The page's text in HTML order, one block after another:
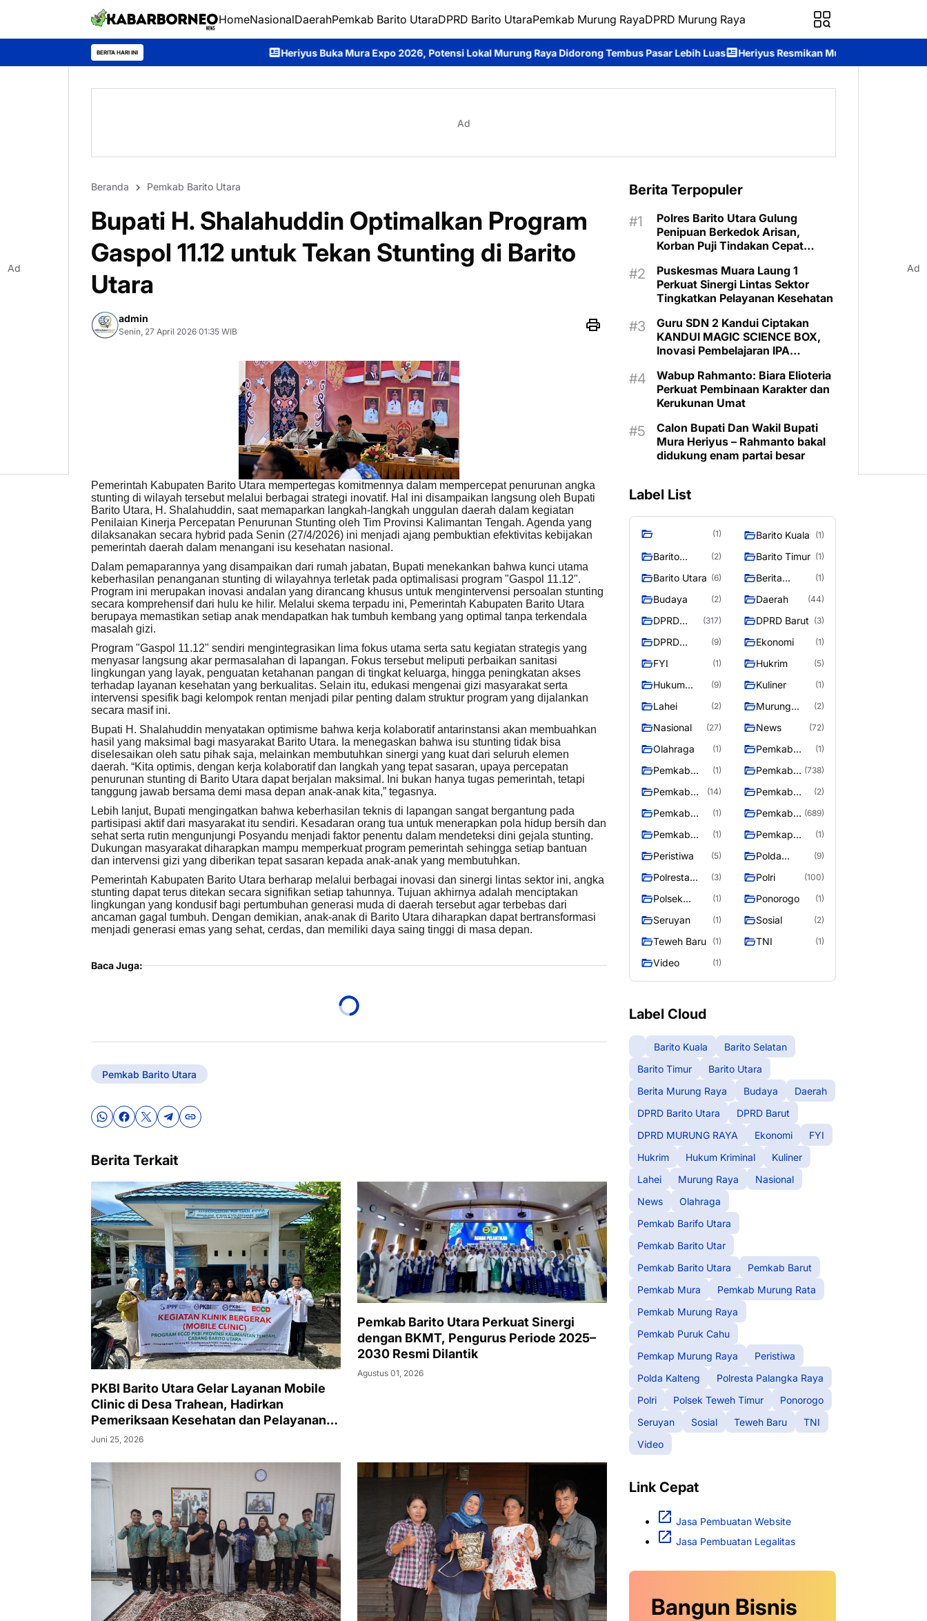
HomeNasionalDaerahPemkab Barito UtaraDPRD Barito UtaraPemkab Murung RayaDPRD Murung Raya
BERITA HARI INI Heriyus Buka Mura Expo 2026, Potensi Lokal Murung Raya Didorong Tembus Pasar Lebih Luas Heriyus Resmikan Murung Raya Expo 2026, Ajak Masyarakat
Ad
Beranda Pemkab Barito Utara
Bupati H. Shalahuddin Optimalkan Program
Gaspol 11.12 untuk Tekan Stunting di Barito
Utara
admin
Senin, 27 April 2026 01:35 WIB
Pemerintah Kabupaten Barito Utara mempertegas komitmennya dalam mempercepat penurunan angka
stunting di wilayah tersebut melalui berbagai strategi inovatif. Hal ini disampaikan langsung oleh Bupati
Barito Utara, H. Shalahuddin, saat memaparkan langkah-langkah unggulan daerah dalam kegiatan
Penilaian Kinerja Percepatan Penurunan Stunting oleh Tim Provinsi Kalimantan Tengah. Agenda yang
dilaksanakan secara hybrid pada Senin (27/4/2026) ini menjadi ajang pembuktian efektivitas kebijakan
pemerintah daerah dalam menangani isu kesehatan nasional.
Dalam pemaparannya yang disampaikan dari rumah jabatan, Bupati menekankan bahwa kunci utama
keberhasilan penanganan stunting di wilayahnya terletak pada optimalisasi program "Gaspol 11.12".
Program ini merupakan inovasi andalan yang dirancang khusus untuk mengintervensi persoalan stunting
secara komprehensif dari hulu ke hilir. Melalui skema terpadu ini, Pemerintah Kabupaten Barito Utara
berupaya memastikan setiap anak mendapatkan hak tumbuh kembang yang optimal tanpa terkendala
masalah gizi.
Program "Gaspol 11.12" sendiri mengintegrasikan lima fokus utama serta satu kegiatan strategis yang
menyasar langsung akar permasalahan di lapangan. Fokus tersebut meliputi perbaikan sanitasi
lingkungan yang layak, penguatan ketahanan pangan di tingkat keluarga, hingga peningkatan akses
terhadap layanan kesehatan yang berkualitas. Selain itu, edukasi mengenai gizi masyarakat serta
intervensi spesifik bagi kelompok rentan menjadi pilar penting dalam struktur program yang dijalankan
secara masif ini.
Bupati H. Shalahuddin menyatakan optimisme bahwa kerja kolaboratif antarinstansi akan membuahkan
hasil yang maksimal bagi masyarakat Barito Utara. Ia menegaskan bahwa isu stunting tidak bisa
diselesaikan oleh satu pihak saja, melainkan membutuhkan sinergi yang kuat dari seluruh elemen
daerah. “Kita optimis, dengan kerja kolaboratif dan langkah yang tepat sasaran, upaya percepatan
penurunan stunting di Barito Utara dapat berjalan maksimal. Ini bukan hanya tugas pemerintah, tetapi
tanggung jawab bersama demi masa depan anak-anak kita,” tegasnya.
Lebih lanjut, Bupati mengingatkan bahwa keberhasilan teknis di lapangan sangat bergantung pada
partisipasi aktif dari masyarakat itu sendiri. Kesadaran orang tua untuk menerapkan pola hidup bersih dan
sehat serta rutin mengunjungi Posyandu menjadi faktor penentu dalam mendeteksi dini gejala stunting.
Dukungan masyarakat diharapkan mampu memperkuat program pemerintah sehingga setiap bantuan
dan intervensi gizi yang diberikan tepat sasaran kepada anak-anak yang membutuhkan.
Pemerintah Kabupaten Barito Utara berharap melalui berbagai inovasi dan sinergi lintas sektor ini, angka
stunting dapat terus ditekan secara signifikan setiap tahunnya. Tujuan akhirnya adalah menciptakan
lingkungan yang kondusif bagi pertumbuhan generasi muda di daerah tersebut agar terbebas dari
ancaman gagal tumbuh. Dengan demikian, anak-anak di Barito Utara diharapkan dapat bertransformasi
menjadi generasi emas yang sehat, cerdas, dan memiliki daya saing tinggi di masa depan.
Baca Juga:
Pemkab Barito Utara
Berita Terkait
PKBI Barito Utara Gelar Layanan Mobile
Clinic di Desa Trahean, Hadirkan
Pemeriksaan Kesehatan dan Pelayanan
KB Gratis
Juni 25, 2026
Pemkab Barito Utara Perkuat Sinergi
dengan BKMT, Pengurus Periode 2025–
2030 Resmi Dilantik
Agustus 01, 2026
Berita Terpopuler
Polres Barito Utara Gulung
Penipuan Berkedok Arisan,
Korban Puji Tindakan Cepat
Puskesmas Muara Laung 1
Perkuat Sinergi Lintas Sektor
Tingkatkan Pelayanan Kesehatan
Guru SDN 2 Kandui Ciptakan
KANDUI MAGIC SCIENCE BOX,
Inovasi Pembelajaran IPA
Wabup Rahmanto: Biara Elioteria
Perkuat Pembinaan Karakter dan
Kerukunan Umat
Calon Bupati Dan Wakil Bupati
Mura Heriyus – Rahmanto bakal
didukung enam partai besar
Label List
(1) Barito Kuala (1)
Barito
(2) Barito Timur (1)
Barito Utara (6)
Berita
Raya
(1)
Budaya (2) Daerah (44)
DPRD
Utara
(317) DPRD Barut (3)
DPRD
RAYA
(9) Ekonomi (1)
FYI (1) Hukrim (5)
Hukum
(9) Kuliner (1)
Lahei (2)
Murung
(2)
Nasional (27) News (72)
Olahraga (1)
Pemkab
Barifo Utara
(1)
Pemkab
(1)
Pemkab
Utara
(738)
Pemkab
(14)
Pemkab
(2)
Pemkab
(1)
Pemkab
Raya
(689)
Pemkab
(1)
Pemkap
Raya
(1)
Peristiwa (5)
Polda
(9)
Polresta
Raya
(3) Polri (100)
Polsek
(1) Ponorogo (1)
Seruyan (1) Sosial (2)
Teweh Baru (1) TNI (1)
Video (1)
Label Cloud
Barito Kuala
Barito Selatan
Barito Timur
Barito Utara
Berita Murung Raya
Budaya
Daerah
DPRD Barito Utara
DPRD Barut
DPRD MURUNG RAYA
Ekonomi
FYI
Hukrim
Hukum Kriminal
Kuliner
Lahei
Murung Raya
Nasional
News
Olahraga
Pemkab Barifo Utara
Pemkab Barito Utar
Pemkab Barito Utara
Pemkab Barut
Pemkab Mura
Pemkab Murung Rata
Pemkab Murung Raya
Pemkab Puruk Cahu
Pemkap Murung Raya
Peristiwa
Polda Kalteng
Polresta Palangka Raya
Polri
Polsek Teweh Timur
Ponorogo
Seruyan
Sosial Teweh Baru
TNI
Video
Link Cepat
Jasa Pembuatan Website
Jasa Pembuatan Legalitas
Bangun Bisnis
Ad Ad